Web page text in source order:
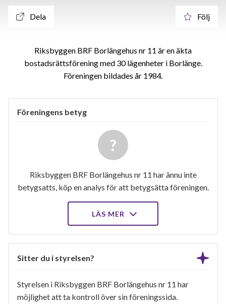
Dela Följ
Riksbyggen BRF Borlängehus nr 11 är en äkta
bostadsrättsförening med 30 lägenheter i Borlänge.
Föreningen bildades år 1984
Föreningens betyg
Riksbyggen BRF Borlängehus nr 11 har ännu inte
betygsatts, köp en analys för att betygsätta föreningen.
LÄS MER
Sitter du i styrelsen?
Styrelsen i Riksbyggen BRF Borlängehus nr 11 har
möjlighet att ta kontroll över sin föreningssida.